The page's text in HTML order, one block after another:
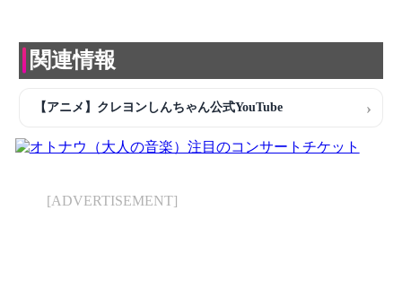
関連情報
【アニメ】クレヨンしんちゃん公式YouTube
[ADVERTISEMENT]